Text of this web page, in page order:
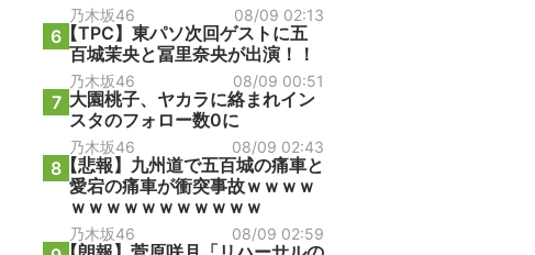
乃木坂46 08/09 02:13
6【TPC】東パソ次回ゲストに五
百城茉央と冨里奈央が出演！！
乃木坂46 08/09 00:51
7 大園桃子、ヤカラに絡まれイン
スタのフォロー数0に
乃木坂46 08/09 02:43
8【悲報】九州道で五百城の痛車と
愛宕の痛車が衝突事故ｗｗｗｗ
ｗｗｗｗｗｗｗｗｗｗｗ
乃木坂46 08/09 02:59